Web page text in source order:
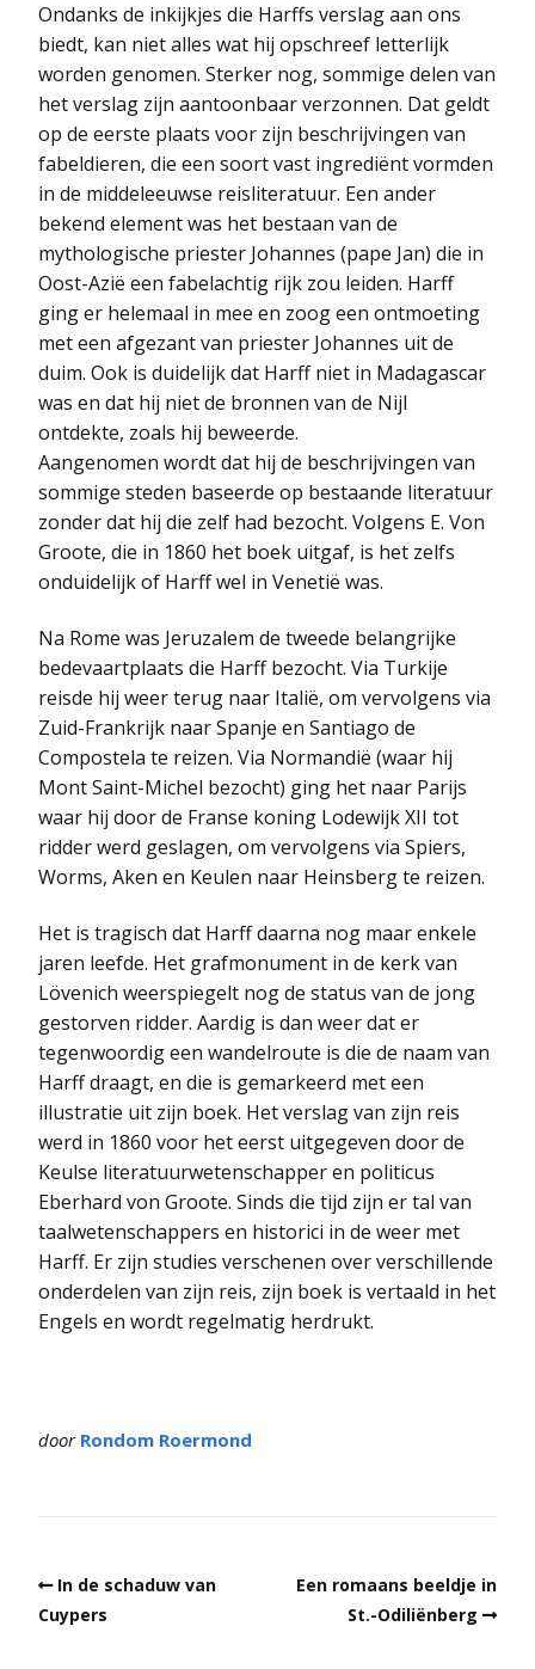
Ondanks de inkijkjes die Harffs verslag aan ons
biedt, kan niet alles wat hij opschreef letterlijk
worden genomen. Sterker nog, sommige delen van
het verslag zijn aantoonbaar verzonnen. Dat geldt
op de eerste plaats voor zijn beschrijvingen van
fabeldieren, die een soort vast ingrediënt vormden
in de middeleeuwse reisliteratuur. Een ander
bekend element was het bestaan van de
mythologische priester Johannes (pape Jan) die in
Oost-Azië een fabelachtig rijk zou leiden. Harff
ging er helemaal in mee en zoog een ontmoeting
met een afgezant van priester Johannes uit de
duim. Ook is duidelijk dat Harff niet in Madagascar
was en dat hij niet de bronnen van de Nijl
ontdekte, zoals hij beweerde.
Aangenomen wordt dat hij de beschrijvingen van
sommige steden baseerde op bestaande literatuur
zonder dat hij die zelf had bezocht. Volgens E. Von
Groote, die in 1860 het boek uitgaf, is het zelfs
onduidelijk of Harff wel in Venetië was.
Na Rome was Jeruzalem de tweede belangrijke
bedevaartplaats die Harff bezocht. Via Turkije
reisde hij weer terug naar Italië, om vervolgens via
Zuid-Frankrijk naar Spanje en Santiago de
Compostela te reizen. Via Normandië (waar hij
Mont Saint-Michel bezocht) ging het naar Parijs
waar hij door de Franse koning Lodewijk XII tot
ridder werd geslagen, om vervolgens via Spiers,
Worms, Aken en Keulen naar Heinsberg te reizen.
Het is tragisch dat Harff daarna nog maar enkele
jaren leefde. Het grafmonument in de kerk van
Lövenich weerspiegelt nog de status van de jong
gestorven ridder. Aardig is dan weer dat er
tegenwoordig een wandelroute is die de naam van
Harff draagt, en die is gemarkeerd met een
illustratie uit zijn boek. Het verslag van zijn reis
werd in 1860 voor het eerst uitgegeven door de
Keulse literatuurwetenschapper en politicus
Eberhard von Groote. Sinds die tijd zijn er tal van
taalwetenschappers en historici in de weer met
Harff. Er zijn studies verschenen over verschillende
onderdelen van zijn reis, zijn boek is vertaald in het
Engels en wordt regelmatig herdrukt.
door Rondom Roermond
In de schaduw van
Cuypers
Een romaans beeldje in
St.-Odiliënberg